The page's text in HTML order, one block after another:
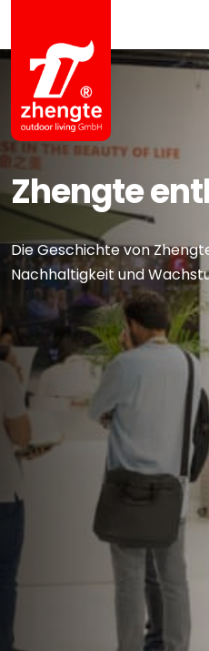
Zhengte
Die Geschichte von
Nachhaltigkeit und